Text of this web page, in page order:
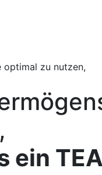
optimal zu nutzen,
ein